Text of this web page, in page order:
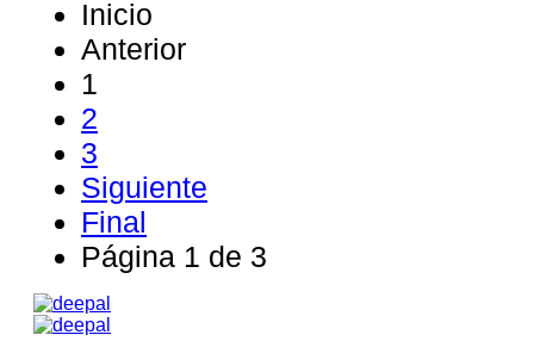
Inicio
Anterior
1
2
3
Siguiente
Final
Página 1 de 3